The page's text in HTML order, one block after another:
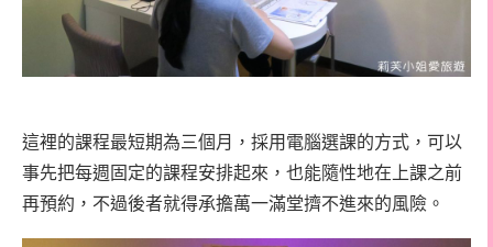
這裡的課程最短期為三個月，採用電腦選課的方式，可以
事先把每週固定的課程安排起來，也能隨性地在上課之前
再預約，不過後者就得承擔萬一滿堂擠不進來的風險。